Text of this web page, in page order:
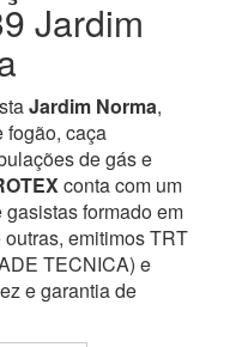
Jardim
Jardim Norma,
fogão, caça
de gás e
conta com um
formado em
emitimos TRT
TECNICA) e
e garantia de